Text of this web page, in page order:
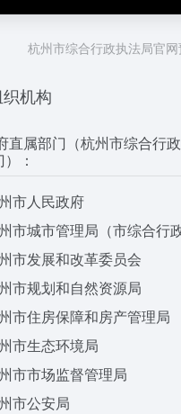
杭州市综合行政执法局官
机构
属部门（杭州市综合行
：
市人民政府
市城市管理局（市综合行
市发展和改革委员会
市规划和自然资源局
市住房保障和房产管理局
市生态环境局
市市场监督管理局
市公安局